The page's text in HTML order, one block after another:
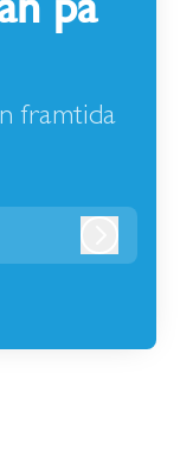
framtida